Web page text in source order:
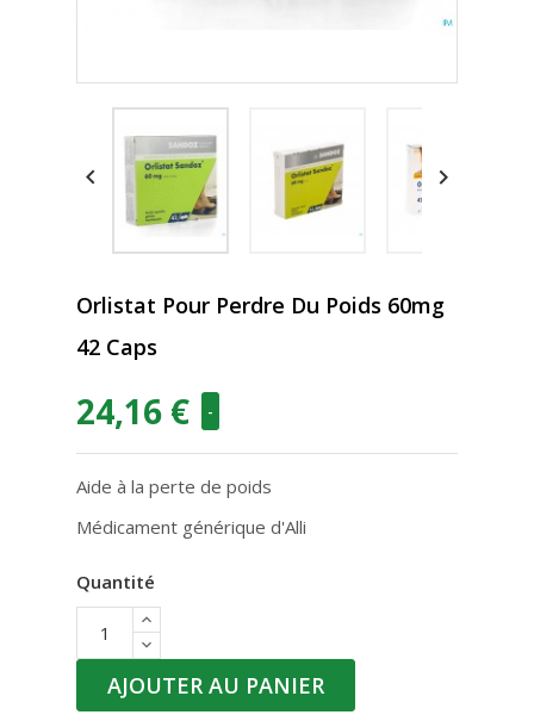
 
Orlistat Pour Perdre Du Poids 60mg
42 Caps
24,16 € -
Aide à la perte de poids
Médicament générique d'Alli
Quantité
AJOUTER AU PANIER